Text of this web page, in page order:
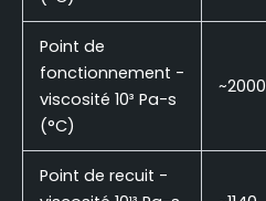
Point de
fonctionnement -
viscosité 10³ Pa-s
(°C)
~2000
Point de recuit -